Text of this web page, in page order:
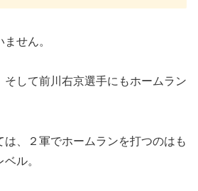
せん。
そして前川右京選手にもホームラン
、２軍でホームランを打つのはも
ル。